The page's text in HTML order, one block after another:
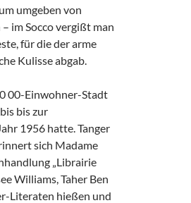
umgeben von
im Socco vergißt man
für die der arme
Kulisse abgab.
00-Einwohner-Stadt
bis zur
1956 hatte. Tanger
sich Madame
„Librairie
Williams, Taher Ben
Literaten hießen und